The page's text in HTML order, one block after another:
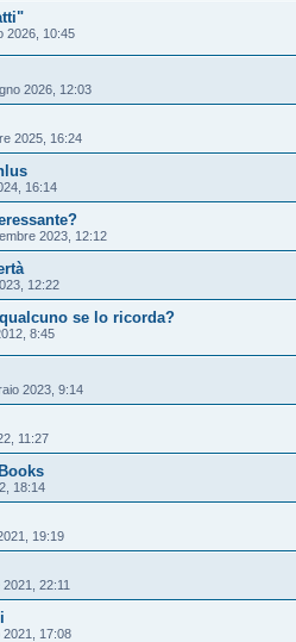
2026, 10:45
2026, 12:03
2025, 16:24
16:14
2023, 12:12
12:22
se lo ricorda?
8:45
2023, 9:14
11:27
18:14
19:19
22:11
2021, 17:08